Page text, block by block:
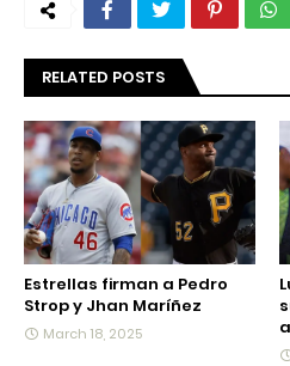
RELATED POSTS
Estrellas firman a Pedro
Strop y Jhan Maríñez
March 18, 2025